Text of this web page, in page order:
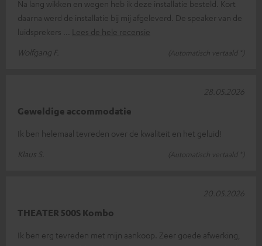
Na lang wikken en wegen heb ik deze installatie besteld. Kort
daarna werd de installatie bij mij afgeleverd. De speaker van de
luidsprekers
Lees de hele recensie
Wolfgang F.
(Automatisch vertaald *)
Geweldige accommodatie
Ik ben helemaal tevreden over de kwaliteit en het geluid!
Klaus S.
(Automatisch vertaald *)
28.05.2026
THEATER 500S Kombo
Ik ben erg tevreden met mijn aankoop. Zeer goede afwerking,
20.05.2026